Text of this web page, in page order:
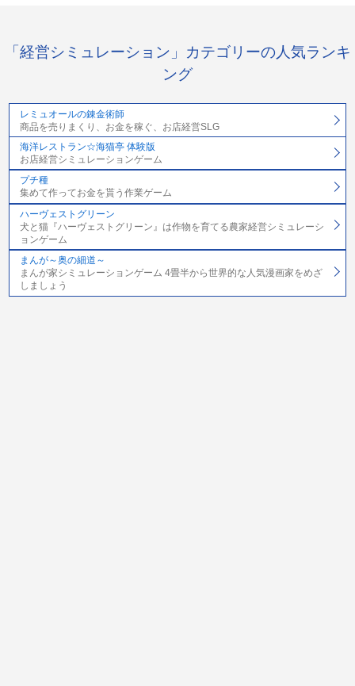
「経営シミュレーション」カテゴリーの人気ランキ
ング
レミュオールの錬金術師
商品を売りまくり、お金を稼ぐ、お店経営SLG
海洋レストラン☆海猫亭 体験版
お店経営シミュレーションゲーム
プチ種
集めて作ってお金を貰う作業ゲーム
ハーヴェストグリーン
犬と猫『ハーヴェストグリーン』は作物を育てる農家経営シミュレーシ
ョンゲーム
まんが～奥の細道～
まんが家シミュレーションゲーム 4畳半から世界的な人気漫画家をめざ
しましょう